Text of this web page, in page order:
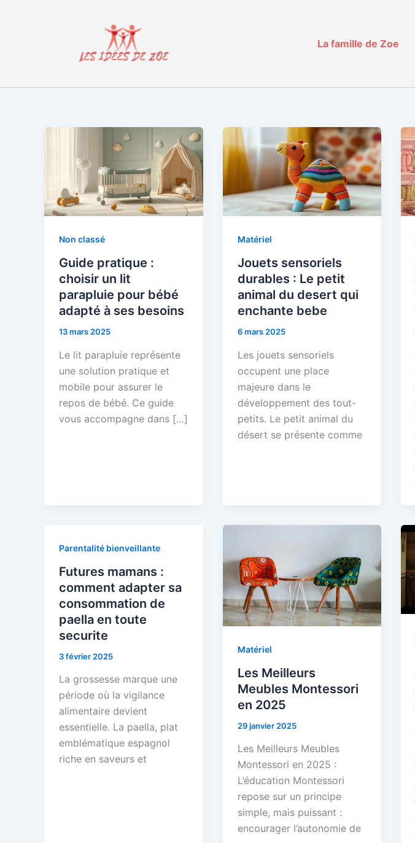
La famille de Zoe
Non classé
Guide pratique :
choisir un lit
parapluie pour bébé
adapté à ses besoins
13 mars 2025
Le lit parapluie représente
une solution pratique et
mobile pour assurer le
repos de bébé. Ce guide
vous accompagne dans […]
Matériel
Jouets sensoriels
durables : Le petit
animal du desert qui
enchante bebe
6 mars 2025
Les jouets sensoriels
occupent une place
majeure dans le
développement des tout-
petits. Le petit animal du
désert se présente comme
Parentalité bienveillante
Futures mamans :
comment adapter sa
consommation de
paella en toute
securite
3 février 2025
La grossesse marque une
période où la vigilance
alimentaire devient
essentielle. La paella, plat
emblématique espagnol
riche en saveurs et
Matériel
Les Meilleurs
Meubles Montessori
en 2025
29 janvier 2025
Les Meilleurs Meubles
Montessori en 2025 :
L’éducation Montessori
repose sur un principe
simple, mais puissant :
encourager l’autonomie de